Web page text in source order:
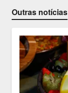
Outras notícias